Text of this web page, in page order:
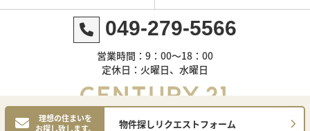
理想の住まいを
お探し致します。
物件探しリクエストフォーム
049-279-5566
営業時間：9：00～18：00
定休日：火曜日、水曜日